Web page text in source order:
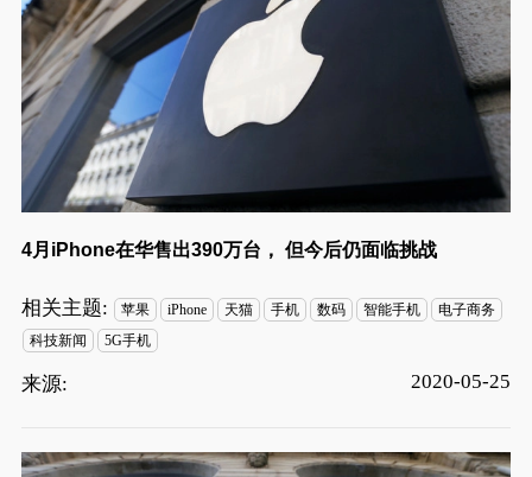
4月iPhone在华售出390万台， 但今后仍面临挑战
相关主题: 苹果 iPhone 天猫 手机 数码 智能手机
电子商务
科技新闻
5G手机
来源: 2020-05-25